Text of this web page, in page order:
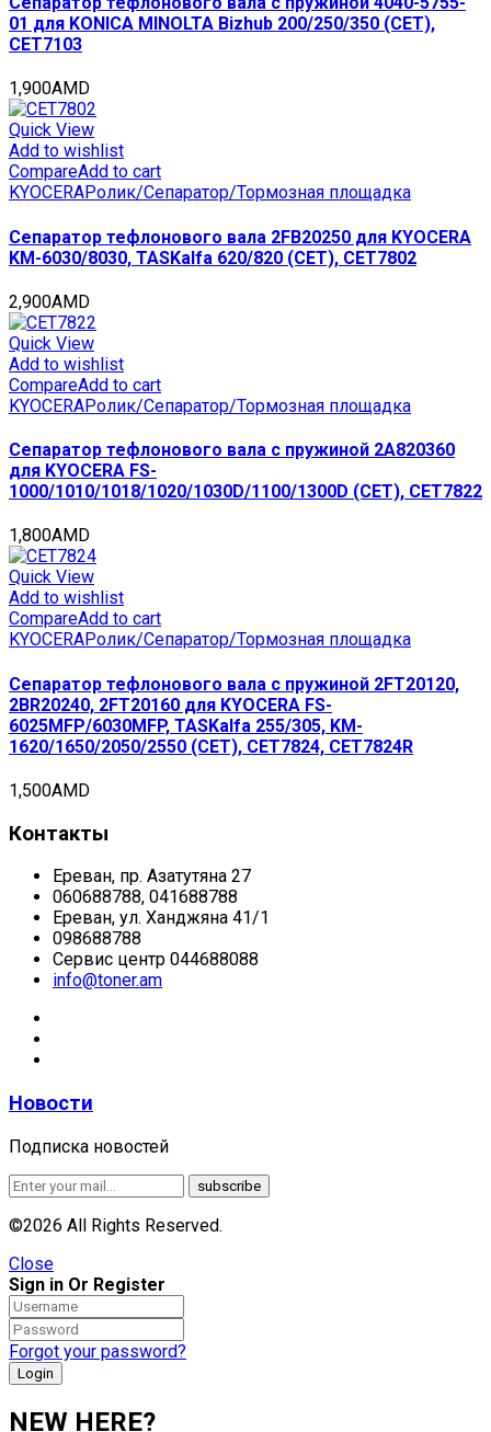
01 для KONICA MINOLTA Bizhub 200/250/350 (CET),
CET7103
1,900AMD
Quick View
Add to wishlist
CompareAdd to cart
KYOCERAРолик/Сепаратор/Тормозная площадка
Сепаратор тефлонового вала 2FB20250 для KYOCERA
KM-6030/8030, TASKalfa 620/820 (CET), CET7802
2,900AMD
Quick View
Add to wishlist
CompareAdd to cart
KYOCERAРолик/Сепаратор/Тормозная площадка
Сепаратор тефлонового вала с пружиной 2A820360
для KYOCERA FS-
1000/1010/1018/1020/1030D/1100/1300D (CET), CET7822
1,800AMD
Quick View
Add to wishlist
CompareAdd to cart
KYOCERAРолик/Сепаратор/Тормозная площадка
Сепаратор тефлонового вала с пружиной 2FT20120,
2BR20240, 2FT20160 для KYOCERA FS-
6025MFP/6030MFP, TASKalfa 255/305, KM-
1620/1650/2050/2550 (CET), CET7824, CET7824R
1,500AMD
Контакты
Ереван, пр. Азатутяна 27
060688788, 041688788
Ереван, ул. Ханджяна 41/1
098688788
Сервис центр 044688088
info@toner.am
Новости
Подписка новостей
©2026 All Rights Reserved.
Close
Sign in Or Register
Forgot your password?
NEW HERE?